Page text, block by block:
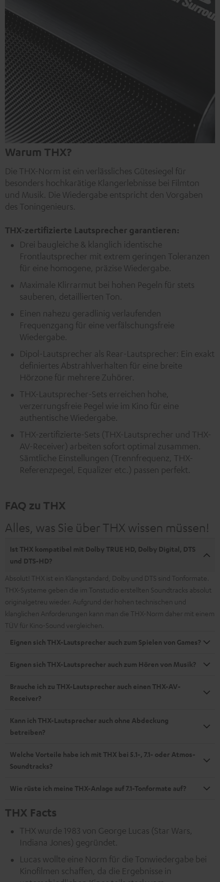
Warum THX?
Die THX-Norm ist ein verlässliches Gütesiegel für
besonders hochkarätige Klangerlebnisse bei Filmton
und Musik. Die Wiedergabe entspricht den Vorgaben
des Toningenieurs.
THX-zertifizierte Lautsprecher garantieren:
Drei baugleiche & klanglich identische
Frontlautsprecher mit extrem geringen Toleranzen
für eine homogene, präzise Wiedergabe.
Maximale Klirrarmut bei hohen Pegeln für stets
sauberen, detaillierten Ton.
Einen nahezu geradlinig verlaufenden
Frequenzgang für eine verfälschungsfreie
Wiedergabe.
Dipol-Lautsprecher als Rear-Lautsprecher: Ein exakt
definiertes Abstrahlverhalten für eine breite
Hörzone für mehrere Zuhörer.
THX-Lautsprecher-Sets erreichen hohe,
verzerrungsfreie Pegel wie im Kino für eine
authentische Wiedergabe.
THX-zertifizierte-Sets (THX-Lautsprecher und THX-
AV-Receiver) arbeiten sofort optimal zusammen.
Sämtliche Einstellungen (Trennfrequenz, THX-
Referenzpegel, Equalizer etc.) passen perfekt.
FAQ zu THX
Alles, was Sie über THX wissen müssen!
Ist THX kompatibel mit Dolby TRUE HD, Dolby Digital, DTS
und DTS-HD?
Absolut! THX ist ein Klangstandard, Dolby und DTS sind Tonformate.
THX-Systeme geben die im Tonstudio erstellten Soundtracks absolut
originalgetreu wieder. Aufgrund der hohen technischen und
klanglichen Anforderungen kann man die THX-Norm daher mit einem
TÜV für Kino-Sound vergleichen.
Eignen sich THX-Lautsprecher auch zum Spielen von Games?
Eignen sich THX-Lautsprecher auch zum Hören von Musik?
Brauche ich zu THX-Lautsprecher auch einen THX-AV-
Receiver?
Kann ich THX-Lautsprecher auch ohne Abdeckung
betreiben?
Welche Vorteile habe ich mit THX bei 5.1-, 7.1- oder Atmos-
Soundtracks?
Wie rüste ich meine THX-Anlage auf 7.1-Tonformate auf?
THX Facts
THX wurde 1983 von George Lucas (Star Wars,
Indiana Jones) gegründet.
Lucas wollte eine Norm für die Tonwiedergabe bei
Kinofilmen schaffen, da die Ergebnisse in